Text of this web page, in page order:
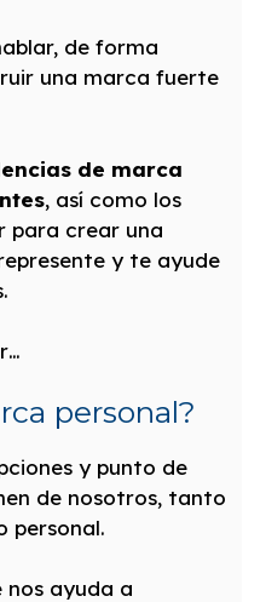
de forma
una marca fuerte
de marca
, así como los
para crear una
y te ayude
personal?
y punto de
de nosotros, tanto
personal.
nos ayuda a